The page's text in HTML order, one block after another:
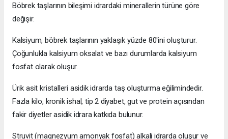
Böbrek taşlarının bileşimi idrardaki minerallerin türüne göre
değişir.
Kalsiyum, böbrek taşlarının yaklaşık yüzde 80'ini oluşturur.
Çoğunlukla kalsiyum oksalat ve bazı durumlarda kalsiyum
fosfat olarak oluşur.
Ürik asit kristalleri asidik idrarda taş oluşturma eğilimindedir.
Fazla kilo, kronik ishal, tip 2 diyabet, gut ve protein açısından
fakir diyetler asidik idrara katkıda bulunur.
Struvit (magnezyum amonyak fosfat) alkali idrarda oluşur ve